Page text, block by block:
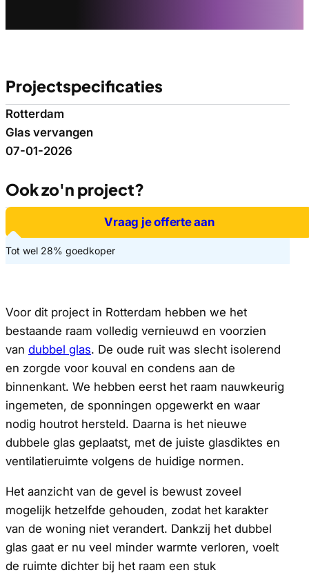
Voor dit project in Rotterdam hebben we het
bestaande raam volledig vernieuwd en voorzien
van dubbel glas. De oude ruit was slecht isolerend
en zorgde voor kouval en condens aan de
binnenkant. We hebben eerst het raam nauwkeurig
ingemeten, de sponningen opgewerkt en waar
nodig houtrot hersteld. Daarna is het nieuwe
dubbele glas geplaatst, met de juiste glasdiktes en
ventilatieruimte volgens de huidige normen.
Het aanzicht van de gevel is bewust zoveel
mogelijk hetzelfde gehouden, zodat het karakter
van de woning niet verandert. Dankzij het dubbel
glas gaat er nu veel minder warmte verloren, voelt
de ruimte dichter bij het raam een stuk
Projectspecificaties
Rotterdam
Glas vervangen
07-01-2026
Ook zo'n project?
Vraag je offerte aan
Tot wel 28% goedkoper